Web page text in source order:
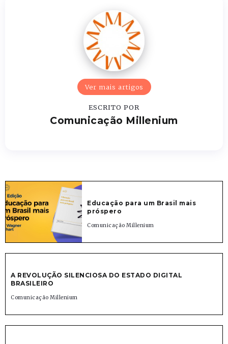
Ver mais artigos
ESCRITO POR
Comunicação Millenium
Educação para um Brasil mais
próspero
Comunicação Millenium
A REVOLUÇÃO SILENCIOSA DO ESTADO DIGITAL
BRASILEIRO
Comunicação Millenium